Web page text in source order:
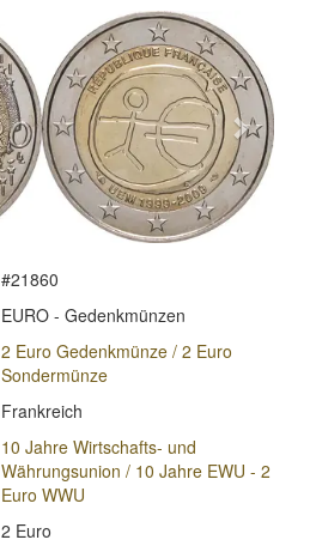
Next
#21860
EURO - Gedenkmünzen
2 Euro Gedenkmünze / 2 Euro
Sondermünze
Frankreich
10 Jahre Wirtschafts- und
Währungsunion / 10 Jahre EWU - 2
Euro WWU
2 Euro